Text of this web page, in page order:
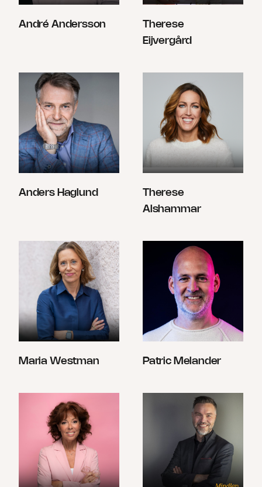
André Andersson
Therese
Eijvergård
Anders Haglund
Therese
Alshammar
Maria Westman Patric Melander